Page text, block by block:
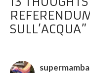
SULL’ACQUA”